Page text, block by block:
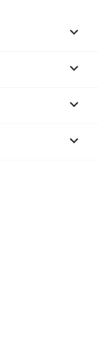



keyboard_arrow_down